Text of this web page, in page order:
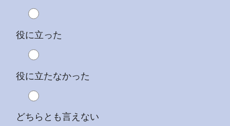
役に立った
役に立たなかった
どちらとも言えない